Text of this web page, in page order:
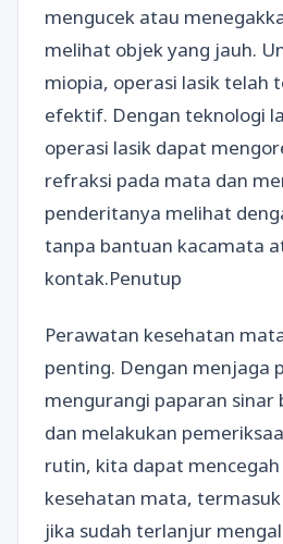
mengucek atau
melihat objek yang jauh.
miopia, operasi lasik telah
efektif. Dengan teknologi
operasi lasik dapat
refraksi pada mata dan
penderitanya melihat
tanpa bantuan kacamata
kontak.Penutup
Perawatan kesehatan
penting. Dengan menjaga
mengurangi paparan sinar
dan melakukan
rutin, kita dapat
kesehatan mata,
jika sudah terlanjur